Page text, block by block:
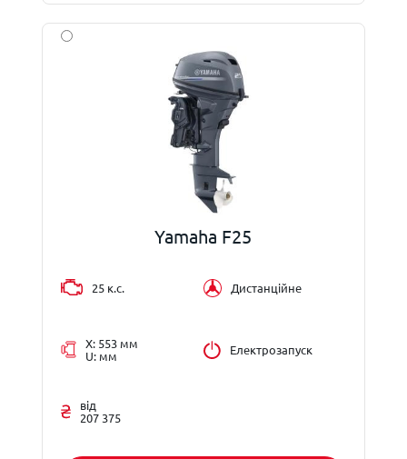
Yamaha F25
25 к.с. Дистанційне
X: 553 мм
U: мм
Електрозапуск
від
207 375